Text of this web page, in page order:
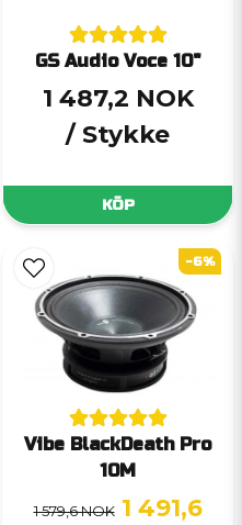
GS Audio Voce 10"
1 487,2 NOK
/ Stykke
KÖP
Vibe BlackDeath Pro
10M
1 579,6 NOK 1 491,6
-6%